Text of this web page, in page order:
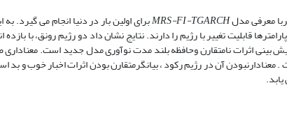
معرفی مدلMRS-FI-TGARCHبرای اولین بار در دنیا انجام می گیرد. به
تهران طی سالهای ۲۰۰۹ تا ۲۰۱۷ استفاده می شود .پارامترها قابلیت تغییر با رژیم را دارند. نتایج نشان داد دو رژیم رونق، با
پیش بینی اثرات نامتقارن وحافظه بلند مدت نوآوری مدل جدید است.
معنادارنبودن آن در رژیم رکود ، بیانگرمتقارن بودن اثرات اخبار خوب و بد